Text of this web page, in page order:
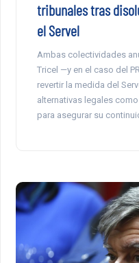
tribunales tras
el Servel
Ambas colectividades
Tricel —y en el caso del
revertir la medida del
alternativas legales
para asegurar su